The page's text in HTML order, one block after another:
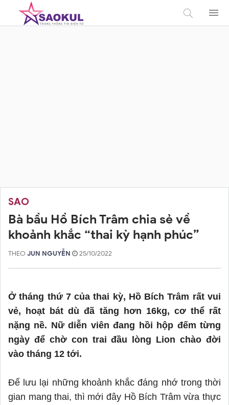
SAO
Bà bầu Hồ Bích Trâm chia sẻ về
khoảnh khắc “thai kỳ hạnh phúc”
THEO JUN NGUYỄN 25/10/2022
Ở tháng thứ 7 của thai kỳ, Hồ Bích Trâm rất vui
vẻ, hoạt bát dù đã tăng hơn 16kg, cơ thể rất
nặng nề. Nữ diễn viên đang hồi hộp đếm từng
ngày để chờ con trai đầu lòng Lion chào đời
vào tháng 12 tới.
Để lưu lại những khoảnh khắc đáng nhớ trong thời
gian mang thai, thì mới đây Hồ Bích Trâm vừa thực